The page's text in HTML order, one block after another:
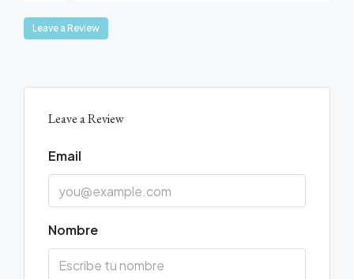
Leave a Review
Leave a Review
Email
Nombre